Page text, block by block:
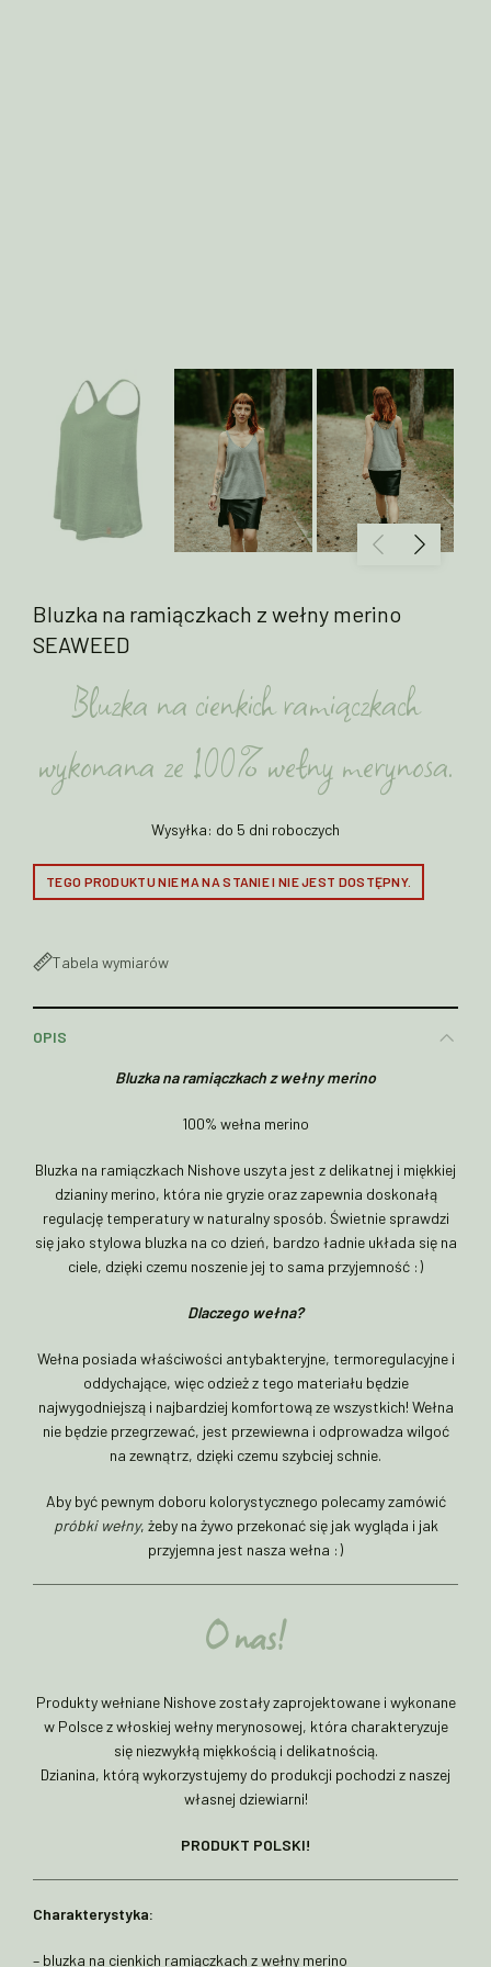
Bluzka na ramiączkach z wełny merino
SEAWEED
Bluzka na cienkich ramiączkach
wykonana ze 100% wełny merynosa.
Wysyłka: do 5 dni roboczych
TEGO PRODUKTU NIE MA NA STANIE I NIE JEST DOSTĘPNY.
Tabela wymiarów
OPIS
Bluzka na ramiączkach z wełny merino
100% wełna merino
Bluzka na ramiączkach Nishove uszyta jest z delikatnej i miękkiej
dzianiny merino, która nie gryzie oraz zapewnia doskonałą
regulację temperatury w naturalny sposób. Świetnie sprawdzi
się jako stylowa bluzka na co dzień, bardzo ładnie układa się na
ciele, dzięki czemu noszenie jej to sama przyjemność :)
Dlaczego wełna?
Wełna posiada właściwości antybakteryjne, termoregulacyjne i
oddychające, więc odzież z tego materiału będzie
najwygodniejszą i najbardziej komfortową ze wszystkich! Wełna
nie będzie przegrzewać, jest przewiewna i odprowadza wilgoć
na zewnątrz, dzięki czemu szybciej schnie.
Aby być pewnym doboru kolorystycznego polecamy zamówić
próbki wełny, żeby na żywo przekonać się jak wygląda i jak
przyjemna jest nasza wełna :)
O nas!
Produkty wełniane Nishove zostały zaprojektowane i wykonane
w Polsce z włoskiej wełny merynosowej, która charakteryzuje
się niezwykłą miękkością i delikatnością.
Dzianina, którą wykorzystujemy do produkcji pochodzi z naszej
własnej dziewiarni!
PRODUKT POLSKI!
Charakterystyka:
– bluzka na cienkich ramiączkach z wełny merino